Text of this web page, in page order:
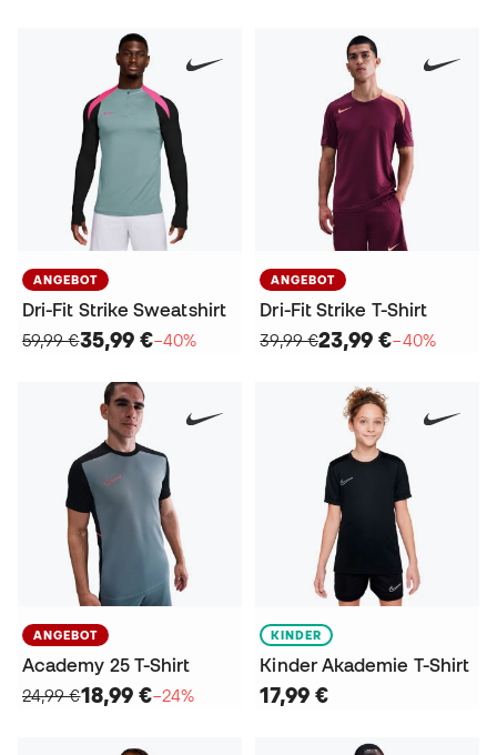
ANGEBOT
Dri-Fit Strike Sweatshirt
59,99 €35,99 €−40%
ANGEBOT
Dri-Fit Strike T-Shirt
39,99 €23,99 €−40%
ANGEBOT
Academy 25 T-Shirt
24,99 €18,99 €−24%
KINDER
Kinder Akademie T-Shirt
17,99 €